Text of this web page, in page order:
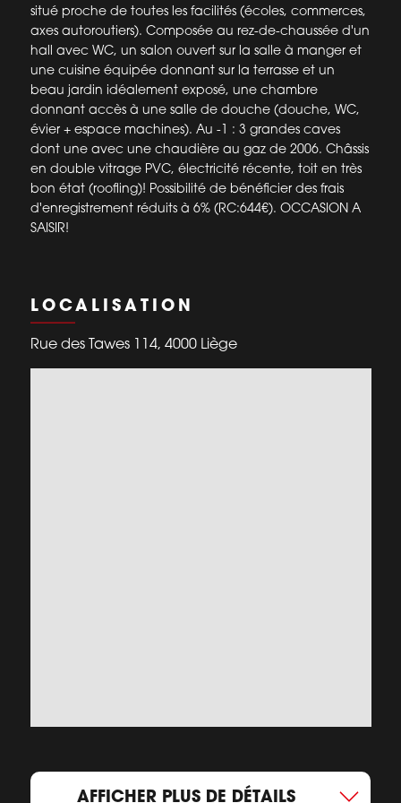
situé proche de toutes les facilités (écoles, commerces,
axes autoroutiers). Composée au rez-de-chaussée d'un
hall avec WC, un salon ouvert sur la salle à manger et
une cuisine équipée donnant sur la terrasse et un
beau jardin idéalement exposé, une chambre
donnant accès à une salle de douche (douche, WC,
évier + espace machines). Au -1 : 3 grandes caves
dont une avec une chaudière au gaz de 2006. Châssis
en double vitrage PVC, électricité récente, toit en très
bon état (roofling)! Possibilité de bénéficier des frais
d'enregistrement réduits à 6% (RC:644€). OCCASION A
SAISIR!
LOCALISATION
Rue des Tawes 114, 4000 Liège
AFFICHER PLUS DE DÉTAILS